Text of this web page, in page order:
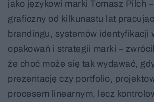
jako językowi marki Tomasz Pilch
graficzny od kilkunastu lat
brandingu, systemów identyfikacji
opakowań i strategii marki –
że choć może się tak wydawać,
prezentację czy portfolio,
procesem linearnym, lecz